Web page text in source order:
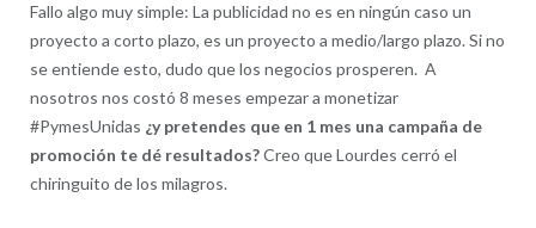
Fallo algo muy simple: La publicidad no es en ningún caso un
proyecto a corto plazo, es un proyecto a medio/largo plazo. Si no
se entiende esto, dudo que los negocios prosperen. A
nosotros nos costó 8 meses empezar a monetizar
#PymesUnidas ¿y pretendes que en 1 mes una campaña de
promoción te dé resultados?Creo que Lourdes cerró el
chiringuito de los milagros.